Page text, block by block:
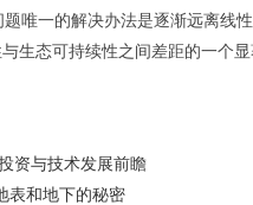
唯一的解决办法是逐渐远离线
生态可持续性之间差距的一个
资与技术发展前瞻
表和地下的秘密